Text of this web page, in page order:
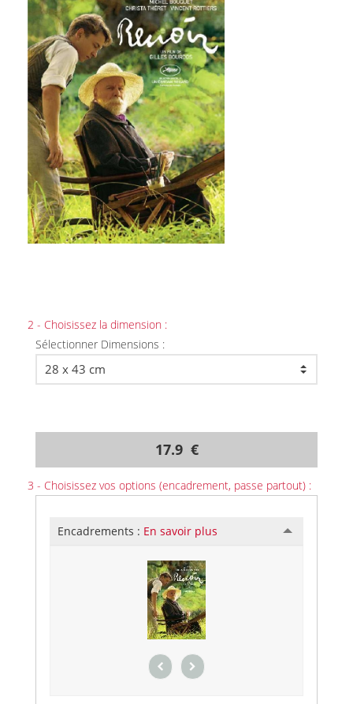
2 - Choisissez la dimension :
Sélectionner Dimensions :
17.9 €
3 - Choisissez vos options (encadrement, passe partout) :
Encadrements : En savoir plus